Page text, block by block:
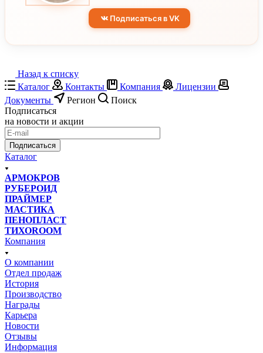
Подписаться в VK
Назад к списку
Каталог
Контакты Компания
Лицензии
Документы
Регион
Поиск
Подписаться
на новости и акции
Подписаться
Каталог
АРМОКРОВ
РУБЕРОИД
ПРАЙМЕР
МАСТИКА
ПЕНОПЛАСТ
ТИХОROOM
Компания
О компании
Отдел продаж
История
Производство
Награды
Карьера
Новости
Отзывы
Информация